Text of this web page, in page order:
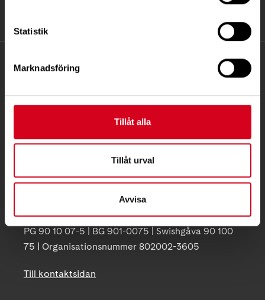
Statistik
Marknadsföring
Tillåt alla
Tillåt urval
Avvisa
KONTAKT
Ågatan 12 C, 172 62 Sundbyberg
08-677 70 10
171 04 Solna
info@neuro.se
PG 90 10 07-5 | BG 901-0075 | Swishgåva 90 100
75 | Organisationsnummer 802002-3605
Till kontaktsidan